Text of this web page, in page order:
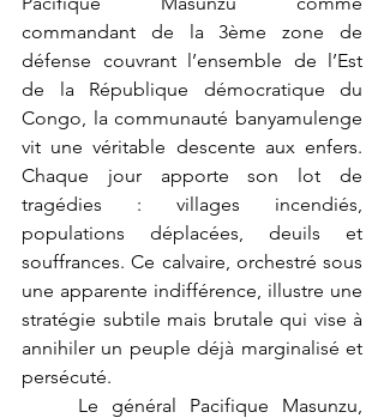
commandant de la 3ème zone de
défense couvrant l’ensemble de l’Est
de la République démocratique du
Congo, la communauté banyamulenge
vit une véritable descente aux enfers.
Chaque jour apporte son lot de
tragédies : villages incendiés,
populations déplacées, deuils et
souffrances. Ce calvaire, orchestré sous
une apparente indifférence, illustre une
stratégie subtile mais brutale qui vise à
annihiler un peuple déjà marginalisé et
persécuté.